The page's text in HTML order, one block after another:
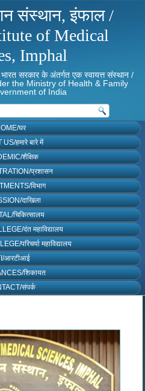
संस्थान, इंफाल /
of Medical
Imphal
सरकार के अंतर्गत एक स्वायत्त संस्थान /
the Ministry of Health & Family
of India
घर
हमारे बारे में
शैक्षिक
प्रशासन
विभाग
दाखिला
चिकित्सालय
दंत महाविद्यालय
परिचर्या महाविद्यालय
आरटीआई
शिकायत
संपर्क